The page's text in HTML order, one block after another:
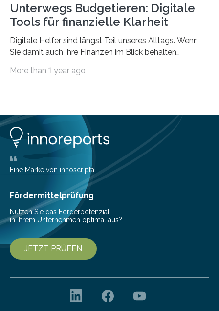
Unterwegs Budgetieren: Digitale
Tools für finanzielle Klarheit
Digitale Helfer sind längst Teil unseres Alltags. Wenn
Sie damit auch Ihre Finanzen im Blick behalten
die genau das ermöglichen: Sie helfen Ihnen, Ausgaben
Lösungen interessieren. 1. Multibanking-Tools: Alle
Konten auf einen Blick Viele Banken bieten bereits in
ihrem Online-Banking eine Multibanking-Funktion an,
mit der sich Konten bei anderen Banken…
More than 1 year ago
Eine Marke von innoscripta
Fördermittelprüfung
Nutzen Sie das Förderpotenzial
in Ihrem Unternehmen optimal aus?
JETZT PRÜFEN